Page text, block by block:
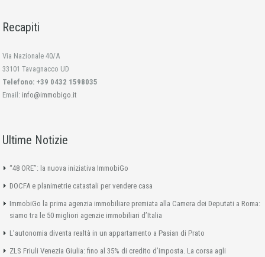
Recapiti
Via Nazionale 40/A
33101 Tavagnacco UD
Telefono: +39 0432 1598035
Email: info@immobigo.it
Ultime Notizie
“48 ORE”: la nuova iniziativa ImmobiGo
DOCFA e planimetrie catastali per vendere casa
ImmobiGo la prima agenzia immobiliare premiata alla Camera dei Deputati a Roma:
siamo tra le 50 migliori agenzie immobiliari d’Italia
L’autonomia diventa realtà in un appartamento a Pasian di Prato
ZLS Friuli Venezia Giulia: fino al 35% di credito d’imposta. La corsa agli